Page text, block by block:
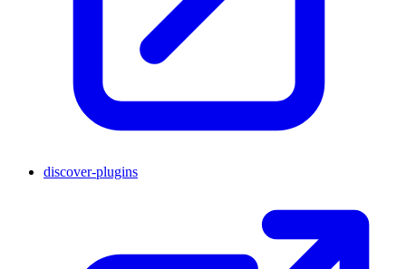
discover-plugins